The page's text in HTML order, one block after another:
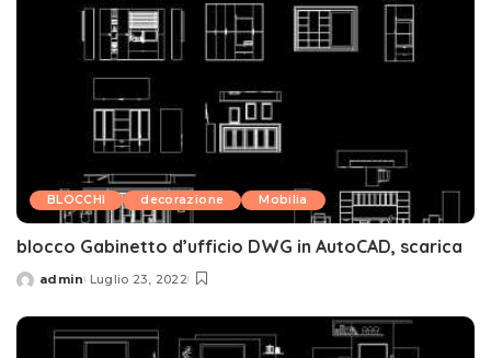
BLOCCHI decorazione Mobilia
blocco Gabinetto d’ufficio DWG in AutoCAD, scarica
Posted
admin Luglio 23, 2022